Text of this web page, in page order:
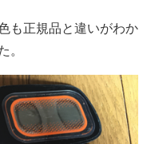
も正規品と違いがわか
。